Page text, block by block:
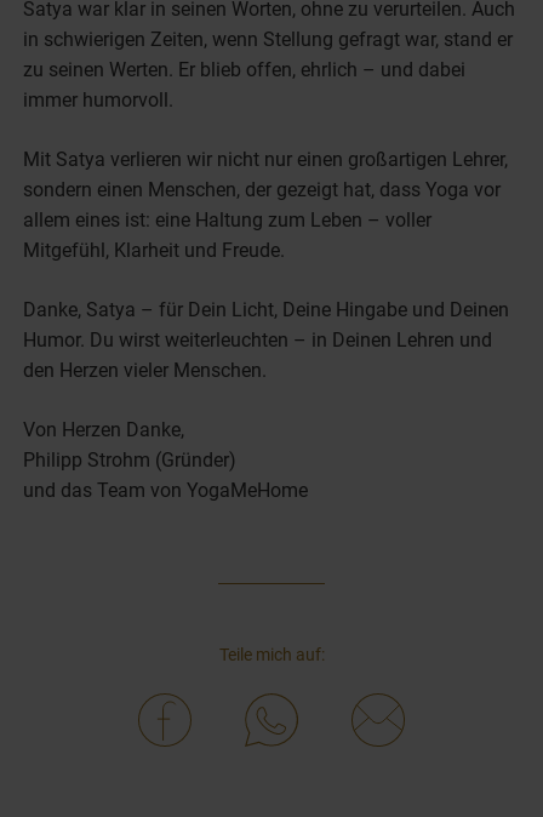
Satya war klar in seinen Worten, ohne zu verurteilen. Auch
in schwierigen Zeiten, wenn Stellung gefragt war, stand er
zu seinen Werten. Er blieb offen, ehrlich – und dabei
immer humorvoll.
Mit Satya verlieren wir nicht nur einen großartigen Lehrer,
sondern einen Menschen, der gezeigt hat, dass Yoga vor
allem eines ist: eine Haltung zum Leben – voller
Mitgefühl, Klarheit und Freude.
Danke, Satya – für Dein Licht, Deine Hingabe und Deinen
Humor. Du wirst weiterleuchten – in Deinen Lehren und
den Herzen vieler Menschen.
Von Herzen Danke,
Philipp Strohm (Gründer)
und das Team von YogaMeHome
Teile mich auf: